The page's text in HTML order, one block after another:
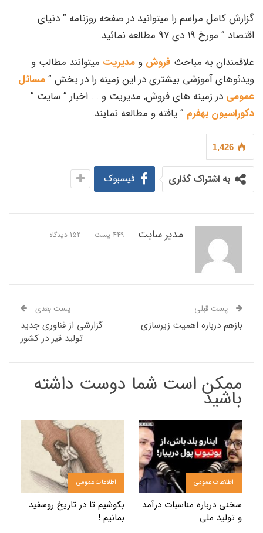
گزارش کامل مراسم را میتوانید در صفحه روزنامه ” دنیای
اقتصاد ” مورخ 19 دی 97 مطالعه نمائید.
علاقمندان به مباحث فروش و مدیریت میتوانند مطالب و
ویدئوهای آموزشی بیشتری در این زمینه را در بخش ”مسائل
عمومی در زمینه های فروش, مدیریت و . . اخبار ” سایت ”
دکوراسیون بهفرم ” یافته و مطالعه نمایند.
1,426
به اشتراک گذاری فیسبوک
مدیر سایت 449 پست 152 دیدگاه
پست قبلی
بازهم درباره اهمیت زیرسازی
پست بعدی
گزارشی از فناوری جدید
تولید قیر در کشور
ممکن است شما دوست داشته
باشید
اطلاعات عمومی
سخنی درباره مناسبات درآمد
و تولید ملی
اطلاعات عمومی
بکوشیم تا در تاریخ روسفید
بمانیم !